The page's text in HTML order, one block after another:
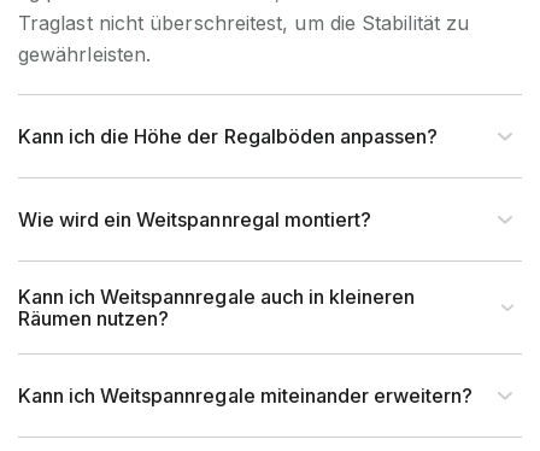
Traglast nicht überschreitest, um die Stabilität zu
gewährleisten.
Kann ich die Höhe der Regalböden anpassen?
Wie wird ein Weitspannregal montiert?
Kann ich Weitspannregale auch in kleineren
Räumen nutzen?
Kann ich Weitspannregale miteinander erweitern?